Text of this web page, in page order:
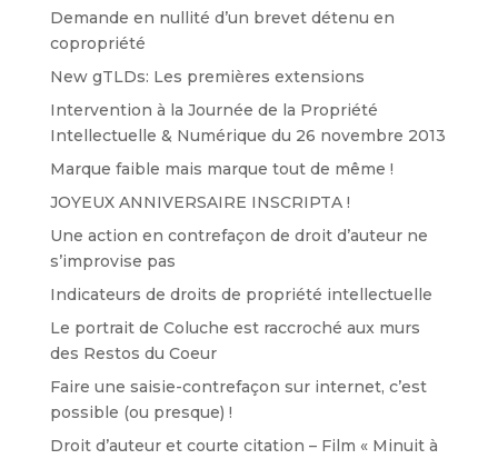
Demande en nullité d’un brevet détenu en
copropriété
New gTLDs: Les premières extensions
Intervention à la Journée de la Propriété
Intellectuelle & Numérique du 26 novembre 2013
Marque faible mais marque tout de même !
JOYEUX ANNIVERSAIRE INSCRIPTA !
Une action en contrefaçon de droit d’auteur ne
s’improvise pas
Indicateurs de droits de propriété intellectuelle
Le portrait de Coluche est raccroché aux murs
des Restos du Coeur
Faire une saisie-contrefaçon sur internet, c’est
possible (ou presque) !
Droit d’auteur et courte citation – Film « Minuit à